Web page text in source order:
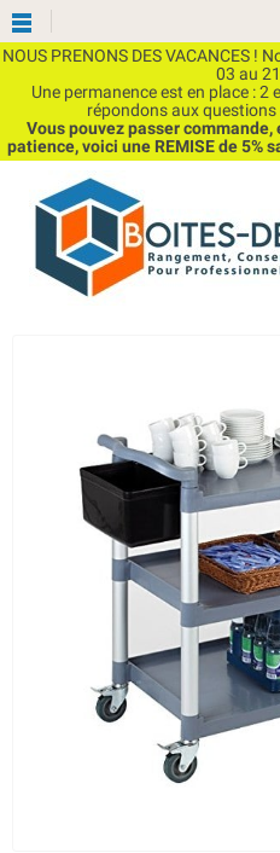
NOUS PRENONS DES VACANCES !
03 au
Une permanence est en place :
répondons aux questions
Vous pouvez passer
patience, voici une REMISE de 5%